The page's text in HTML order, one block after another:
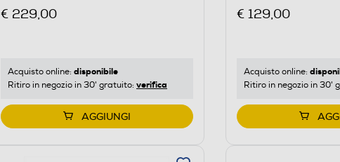
€ 229,00
Acquisto online: disponibile
Ritiro in negozio in 30' gratuito: verifica
AGGIUNGI
€ 129,00
Acquisto online:
Ritiro in negozio in 30'